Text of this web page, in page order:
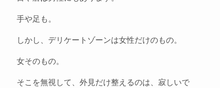
手や足も。
しかし、デリケートゾーンは女性だけのもの。
女そのもの。
そこを無視して、外見だけ整えるのは、寂しいで